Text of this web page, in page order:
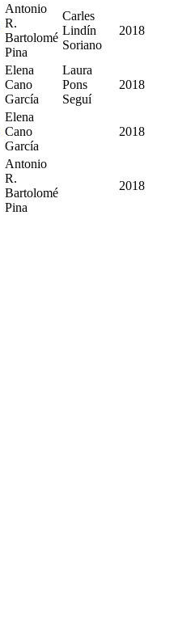
Antonio
R.
Bartolomé
Pina
Carles
Lindín
Soriano
2018
Elena
Cano
García
Laura
Pons
Seguí
2018
Elena
Cano
García
2018
Antonio
R.
Bartolomé
Pina
2018